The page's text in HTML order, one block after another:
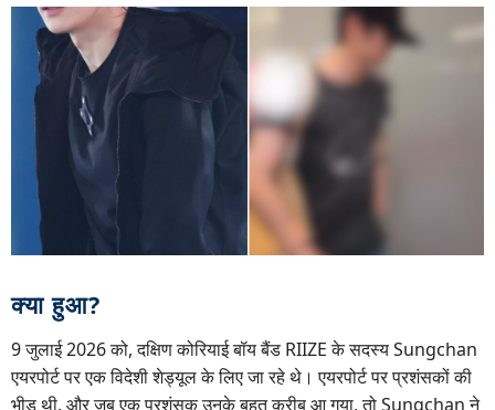
क्या हुआ?
9 जुलाई 2026 को, दक्षिण कोरियाई बॉय बैंड RIIZE के सदस्य Sungchan
एयरपोर्ट पर एक विदेशी शेड्यूल के लिए जा रहे थे। एयरपोर्ट पर प्रशंसकों की
भीड़ थी, और जब एक प्रशंसक उनके बहुत करीब आ गया, तो Sungchan ने